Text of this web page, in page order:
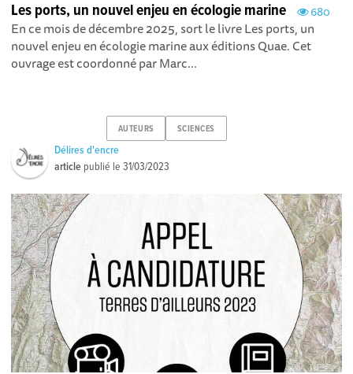
680
Les ports, un nouvel enjeu en écologie marine
En ce mois de décembre 2025, sort le livre Les ports, un
nouvel enjeu en écologie marine aux éditions Quae. Cet
ouvrage est coordonné par Marc...
AUTEURS SCIENCES
Délires d'encre
article publié le31/03/2023